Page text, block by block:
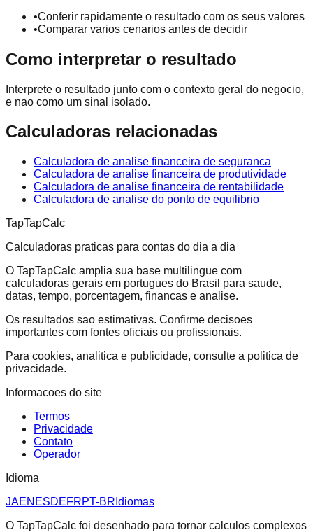
•Conferir rapidamente o resultado com os seus valores
•Comparar varios cenarios antes de decidir
Como interpretar o resultado
Interprete o resultado junto com o contexto geral do negocio,
e nao como um sinal isolado.
Calculadoras relacionadas
Calculadora de analise financeira de seguranca
Calculadora de analise financeira de produtividade
Calculadora de analise financeira de rentabilidade
Calculadora de analise do ponto de equilibrio
TapTapCalc
Calculadoras praticas para contas do dia a dia
O TapTapCalc amplia sua base multilingue com
calculadoras gerais em portugues do Brasil para saude,
datas, tempo, porcentagem, financas e analise.
Os resultados sao estimativas. Confirme decisoes
importantes com fontes oficiais ou profissionais.
Para cookies, analitica e publicidade, consulte a politica de
privacidade.
Informacoes do site
Termos
Privacidade
Contato
Operador
Idioma
JAEN ESDEFRPT-BR Idiomas
O TapTapCalc foi desenhado para tornar calculos complexos